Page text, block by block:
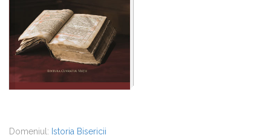
Domeniul: Istoria Bisericii